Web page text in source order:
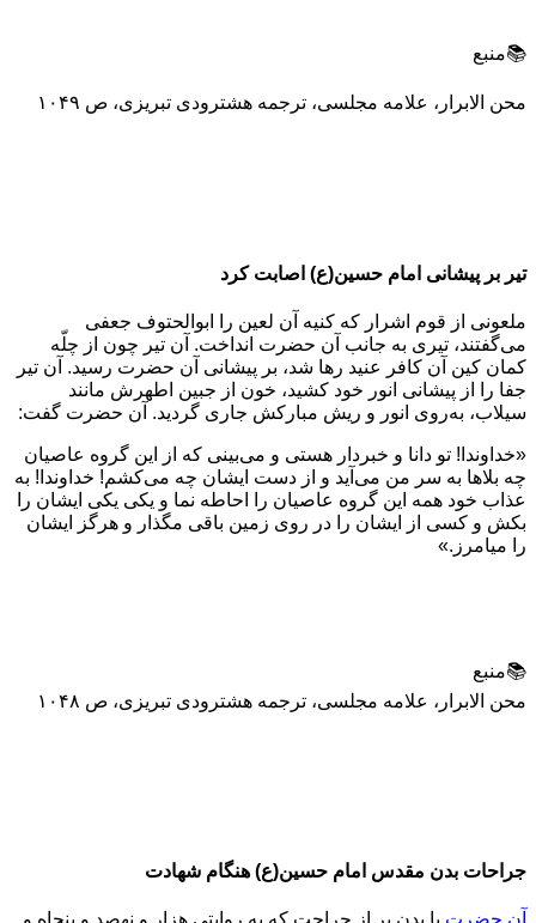
📚منبع
محن الابرار، علامه مجلسی، ترجمه هشترودی تبریزی، ص ۱۰۴۹
تیر بر پیشانی امام حسین(ع) اصابت کرد
ملعونى از قوم اشرار كه كنيه آن لعين را ابوالحتوف جعفى
مى‌گفتند، تيرى به جانب آن حضرت انداخت. آن تير چون از چلّه
كمان كين آن كافر عنيد رها شد، بر پيشانى آن حضرت رسيد. آن تير
جفا را از پيشانى انور خود كشيد، خون از جبين اطهرش مانند
سيلاب، به‌روى انور و ريش مباركش جارى گرديد. آن حضرت گفت:
«خداوندا! تو دانا و خبردار هستى و مى‌بينى كه از اين گروه عاصيان
چه بلاها به سر من مى‌آيد و از دست ايشان چه مى‌كشم! خداوندا! به
عذاب خود همه اين گروه عاصيان را احاطه نما و يكى‌ يكى ايشان را
بكش و كسى از ايشان را در روى زمين باقى مگذار و هرگز ايشان
را ميامرز.»
📚منبع
محن الابرار، علامه مجلسی، ترجمه هشترودی تبریزی، ص ۱۰۴۸
جراحات بدن مقدس امام حسین(ع) هنگام شهادت